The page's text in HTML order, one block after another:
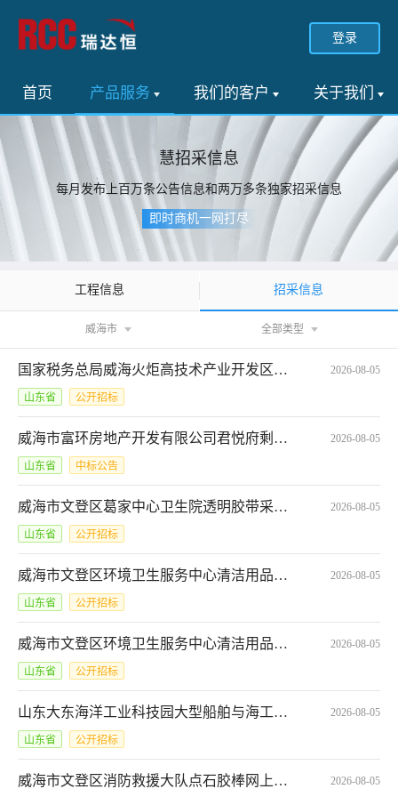
登录
首页 产品服务 我们的客户 关于我们
慧招采信息
每月发布上百万条公告信息和两万多条独家招采信息
即时商机一网打尽
工程信息 招采信息
威海市 全部类型
国家税务总局威海火炬高技术产业开发区税务局联想2215粉仓网上商城电子反拍项目采购公告*SCFP-3710952026101960510 2026-08-05
山东省 公开招标
威海市富环房地产开发有限公司君悦府剩余工程施工中标候选人公示 2026-08-05
山东省 中标公告
威海市文登区葛家中心卫生院透明胶带采购网上商城电子反拍项目采购公告*SCFP-3710032026101960450 2026-08-05
山东省 公开招标
威海市文登区环境卫生服务中心清洁用品网上商城电子反拍项目采购公告*SCFP-3710032026101959632 2026-08-05
山东省 公开招标
威海市文登区环境卫生服务中心清洁用品网上商城电子反拍项目采购公告*SCFP-3710032026101959638 2026-08-05
山东省 公开招标
山东大东海洋工业科技园大型船舶与海工装备修造和改装项目一期工程（1#船坞、2#船坞）招标文件第2版澄清 2026-08-05
山东省 公开招标
威海市文登区消防救援大队点石胶棒网上商城电子反拍项目采购公告*SCFP-3710032026101960445 2026-08-05